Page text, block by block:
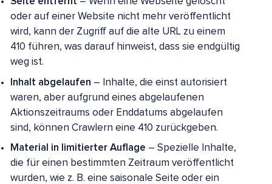
oder auf einer Website nicht mehr veröffentlicht
wird, kann der Zugriff auf die alte URL zu einem
410 führen, was darauf hinweist, dass sie endgültig
weg ist.
Inhalt abgelaufen – Inhalte, die einst autorisiert
waren, aber aufgrund eines abgelaufenen
Aktionszeitraums oder Enddatums abgelaufen
sind, können Crawlern eine 410 zurückgeben.
Material in limitierter Auflage – Spezielle Inhalte,
die für einen bestimmten Zeitraum veröffentlicht
wurden, wie z. B. eine saisonale Seite oder ein